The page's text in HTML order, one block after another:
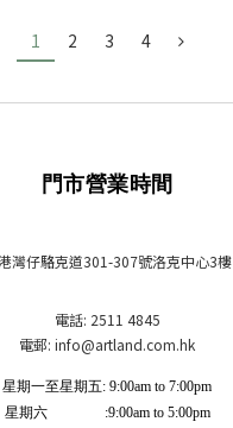
1 2 3 4
門市營業時間
灣仔駱克道301-307號洛克中心3樓
電話: 2511 4845
電郵: info@artland.com.hk
星期一至星期五: 9:00am to 7:00pm
星期六 :9:00am to 5:00pm